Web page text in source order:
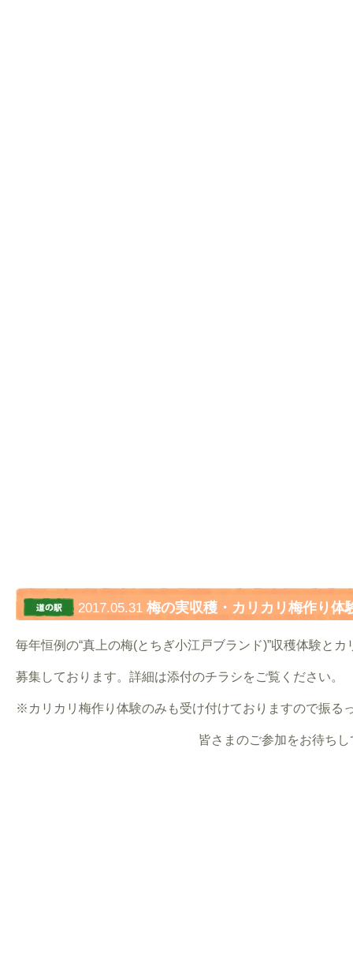
2017.05.31 梅の実収穫・カリカリ梅作り体
毎年恒例の“真上の梅(とちぎ小江戸ブランド)”収穫体験と
募集しております。詳細は添付のチラシをご覧ください。
※カリカリ梅作り体験のみも受け付けておりますので振る
皆さまのご参加をお待ち